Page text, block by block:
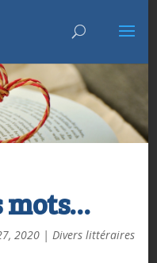
mots…
2020| Divers littéraires